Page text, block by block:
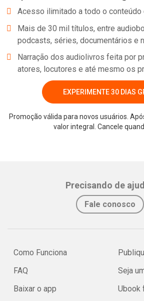
Acesso ilimitado a todo o conteúdo
Mais de 30 mil títulos, entre
podcasts, séries, documentários e
Narração dos audiolivros feita por
atores, locutores e até mesmo os
EXPERIMENTE 30 DIAS
Promoção válida para novos usuários.
valor integral. Cancele
Precisando de
Fale conosco
Como Funciona
FAQ
Baixar o app
Seja
Ubook